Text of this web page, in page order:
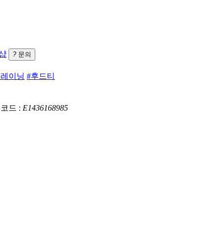
? 문의
이닝 #후드티
드 : E1436168985